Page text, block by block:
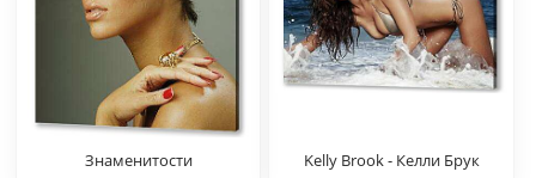
Знаменитости Kelly Brook - Келли Брук